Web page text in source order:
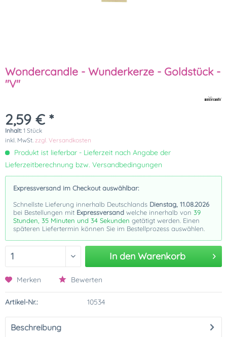
Wondercandle - Wunderkerze - Goldstück -
"V"
2,59 € *
Inhalt: 1 Stück
inkl. MwSt. zzgl. Versandkosten
Produkt ist lieferbar - Lieferzeit nach Angabe der
Lieferzeitberechnung bzw. Versandbedingungen
Expressversand im Checkout auswählbar:
Schnellste Lieferung innerhalb Deutschlands Dienstag, 11.08.2026
bei Bestellungen mit Expressversand welche innerhalb von 39
Stunden, 35 Minuten und 34 Sekunden getätigt werden. Einen
späteren Liefertermin können Sie im Bestellprozess auswählen.
In den Warenkorb
Merken Bewerten
Artikel-Nr.: 10534
Beschreibung